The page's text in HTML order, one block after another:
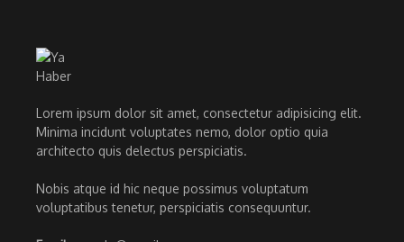
Lorem ipsum dolor sit amet, consectetur adipisicing elit.
Minima incidunt voluptates nemo, dolor optio quia
architecto quis delectus perspiciatis.
Nobis atque id hic neque possimus voluptatum
voluptatibus tenetur, perspiciatis consequuntur.